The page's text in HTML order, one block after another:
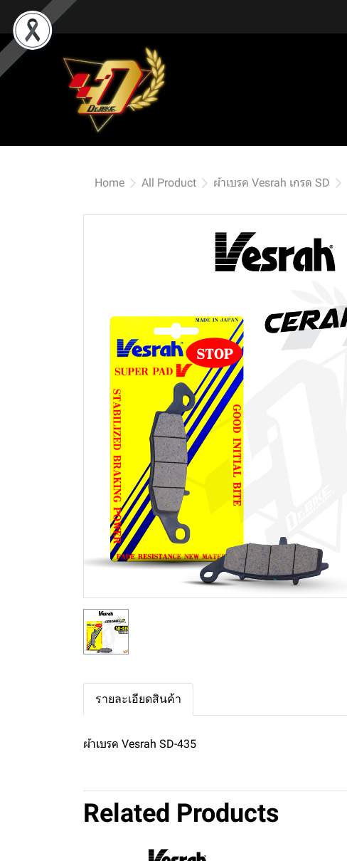
Home All Product ผ้าเบรค Vesrah เกรด SD
รายละเอียดสินค้า
ผ้าเบรค Vesrah SD-435
Related Products